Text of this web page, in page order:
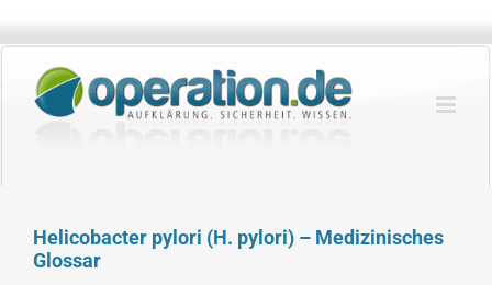
springen
Helicobacter pylori (H. pylori) – Medizinisches
Glossar